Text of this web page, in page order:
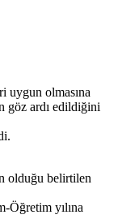
uygun olmasına
göz ardı edildiğini
olduğu belirtilen
Öğretim yılına